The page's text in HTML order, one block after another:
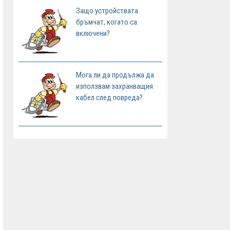
Защо устройствата
бръмчат, когато са
включени?
Мога ли да продължа да
използвам захранващия
кабел след повреда?